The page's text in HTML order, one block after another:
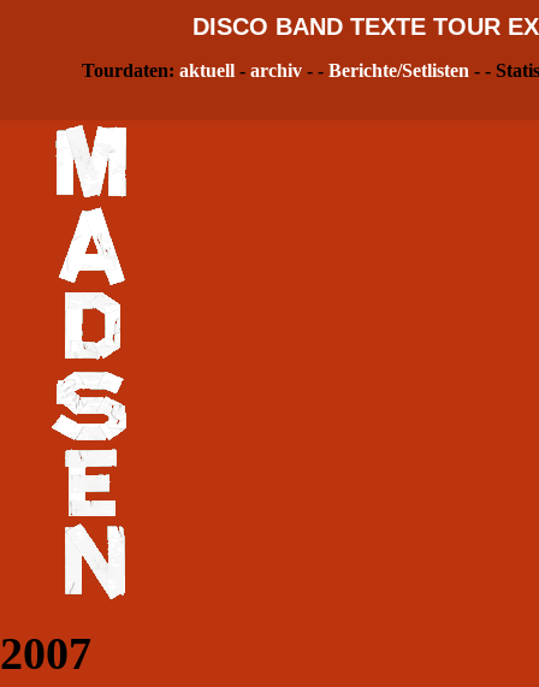
DISCO BAND TEXTE TOUR
Tourdaten: aktuell- archiv- - Berichte/Setlisten - -
2007